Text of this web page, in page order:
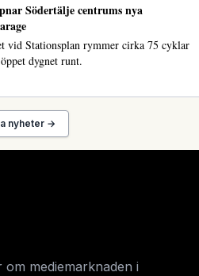
Södertälje centrums nya
vid Stationsplan rymmer cirka 75 cyklar
dygnet runt.
nyheter →
mediemarknaden i